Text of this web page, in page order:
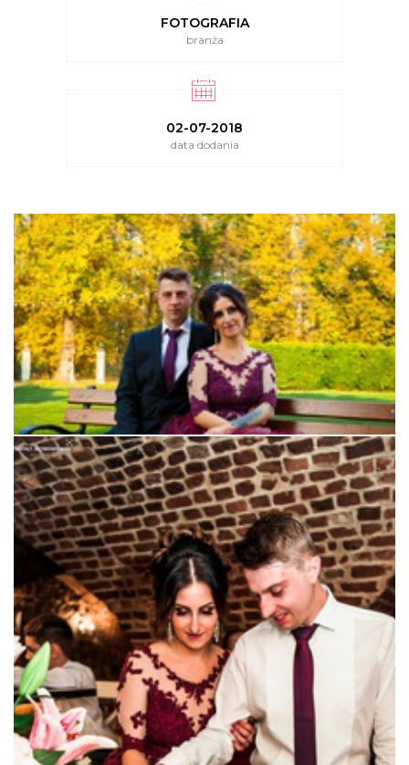
FOTOGRAFIA
branża
02-07-2018
data dodania